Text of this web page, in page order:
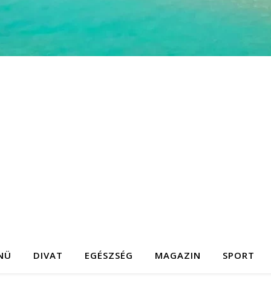
DIVAT EGÉSZSÉG MAGAZIN SPORT